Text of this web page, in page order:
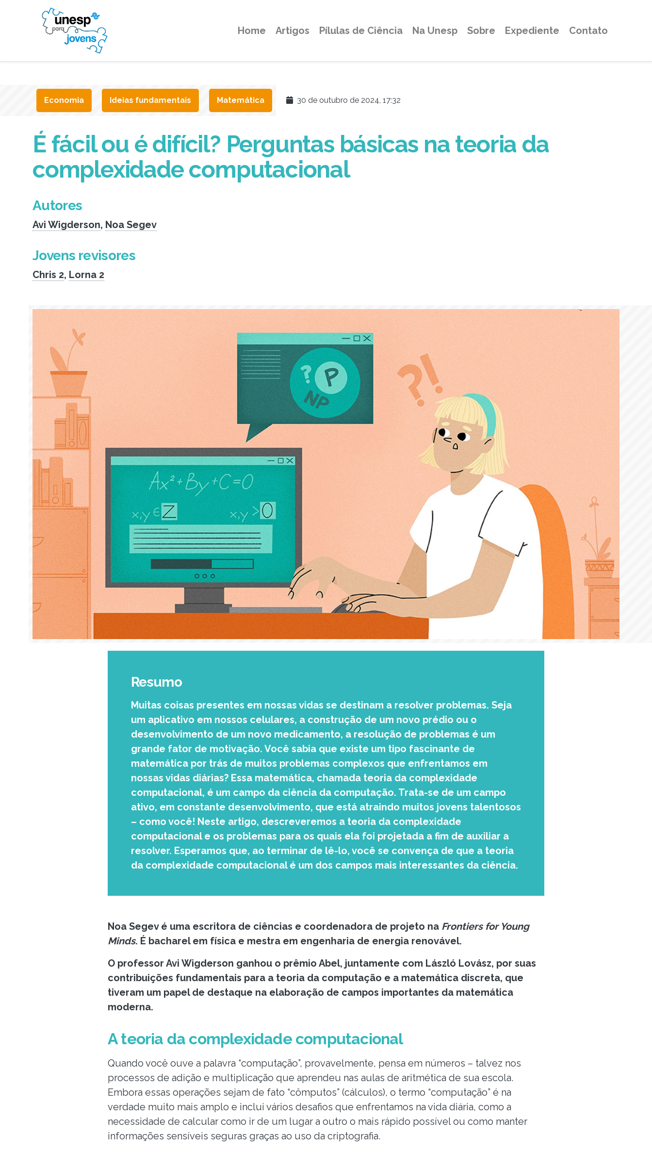
Home Artigos Pílulas de Ciência Na Unesp Sobre Expediente Contato
Economia Ideias fundamentais Matemática 30 de outubro de 2024, 17:32
É fácil ou é difícil? Perguntas básicas na teoria da
complexidade computacional
Autores
Avi Wigderson, Noa Segev
Jovens revisores
Chris 2, Lorna 2
Resumo
Muitas coisas presentes em nossas vidas se destinam a resolver problemas. Seja
um aplicativo em nossos celulares, a construção de um novo prédio ou o
desenvolvimento de um novo medicamento, a resolução de problemas é um
grande fator de motivação. Você sabia que existe um tipo fascinante de
matemática por trás de muitos problemas complexos que enfrentamos em
nossas vidas diárias? Essa matemática, chamada teoria da complexidade
computacional, é um campo da ciência da computação. Trata-se de um campo
ativo, em constante desenvolvimento, que está atraindo muitos jovens talentosos
– como você! Neste artigo, descreveremos a teoria da complexidade
computacional e os problemas para os quais ela foi projetada a fim de auxiliar a
resolver. Esperamos que, ao terminar de lê-lo, você se convença de que a teoria
da complexidade computacional é um dos campos mais interessantes da ciência.
Noa Segev é uma escritora de ciências e coordenadora de projeto na Frontiers for Young
Minds. É bacharel em física e mestra em engenharia de energia renovável.
O professor Avi Wigderson ganhou o prêmio Abel, juntamente com László Lovász, por suas
contribuições fundamentais para a teoria da computação e a matemática discreta, que
tiveram um papel de destaque na elaboração de campos importantes da matemática
moderna.
A teoria da complexidade computacional
Quando você ouve a palavra “computação”, provavelmente, pensa em números – talvez nos
processos de adição e multiplicação que aprendeu nas aulas de aritmética de sua escola.
Embora essas operações sejam de fato “cômputos” (cálculos), o termo “computação” é na
verdade muito mais amplo e inclui vários desafios que enfrentamos na vida diária, como a
necessidade de calcular como ir de um lugar a outro o mais rápido possível ou como manter
informações sensíveis seguras graças ao uso da criptografia.